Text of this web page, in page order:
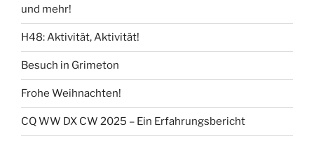
und mehr!
H48: Aktivität, Aktivität!
Besuch in Grimeton
Frohe Weihnachten!
CQ WW DX CW 2025 – Ein Erfahrungsbericht